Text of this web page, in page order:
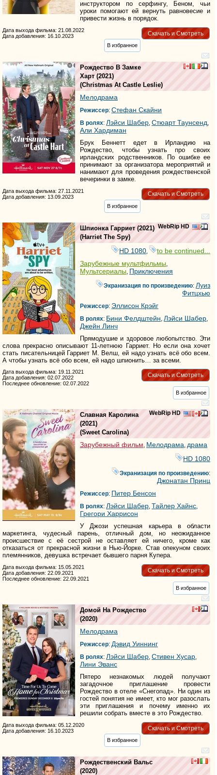
инструктором по серфингу, Беном, чьи
уроки помогают ей вернуть равновесие и
привести жизнь в порядок.
Скачать и Смотреть
Дата выхода фильма: 21.08.2022
Дата добавления: 16.10.2023
В избранное
Рождество В Замке
Харт (2021)
(Christmas At Castle Leslie)
Мелодрама
Режиссер: Стефан Скайни
В ролях: Лэйси Шабер, Стюарт Таунсенд,
Али Хардиман
Брук Беннетт едет в Ирландию на
Рождество, чтобы узнать про своих
ирландских родственников. По ошибке ее
принимают за организатора мероприятий и
нанимают для проведения рождественской
вечеринки в замке.
Скачать и Смотреть
Дата выхода фильма: 27.11.2021
Дата добавления: 13.09.2023
В избранное
WebRip HD
Шпионка Гарриет (2021)
(Harriet The Spy)
HD 1080
to be continued...
Зарубежные мультфильмы
Мультсериалы Приключения
Экранизация по произведению:Луиз
Фитцхью
Режиссер: Эллисон Крэйг
В ролях: Бини Фелдштейн Лэйси Шабер
Джейн Линч
Прямодушие и здоровое любопытство. Эти
слова прекрасно описывают 11-летнюю Гарриет. Но если она хочет
стать писательницей Гарриет М. Велш, ей надо узнать всё обо всем.
А чтобы узнать всё обо всем, ей надо шпионить… за всеми.
Скачать и Смотреть
Дата выхода фильма: 19.11.2021
Дата добавления: 02.07.2022
Последнее обновление: 02.07.2022
В избранное
WebRip HD
Славная Каролина
(2021)
(Sweet Carolina)
Зарубежный фильм, Мелодрама, драма
HD 1080
Экранизация по произведению:
Джонатан Принц
Режиссер: Питер Бенсон
В ролях: Лэйси Шабер, Тайлер Хайнс,
Грегори Харрисон
У Джози успешная карьера в области
маркетинга, чудесный парень, отличный дом, но неожиданное
происшествие с её сестрой не оставляет ей ничего, кроме как
отказаться от прекрасной жизни в Нью-Йорке. Став опекуном своих
племянников, девушка встречает бывшего парня Купера.
Скачать и Смотреть
Дата выхода фильма: 15.05.2021
Дата добавления: 22.09.2021
Последнее обновление: 22.09.2021
В избранное
Домой На Рождество
(2020)
Мелодрама
Режиссер: Дэвид Уиннинг
В ролях: Лэйси Шабер, Стивен Хусар,
Лини Эванс
Пятеро незнакомых людей получают
загадочное приглашение провести
Рождество в отеле «Снегопад». Ни один из
гостей понятия не имеет, кто мог разослать
эти приглашения и почему именно их
решили собрать вместе в это Рождество.
Скачать и Смотреть
Дата выхода фильма: 05.12.2020
Дата добавления: 16.10.2023
В избранное
Рождественский Вальс
(2020)